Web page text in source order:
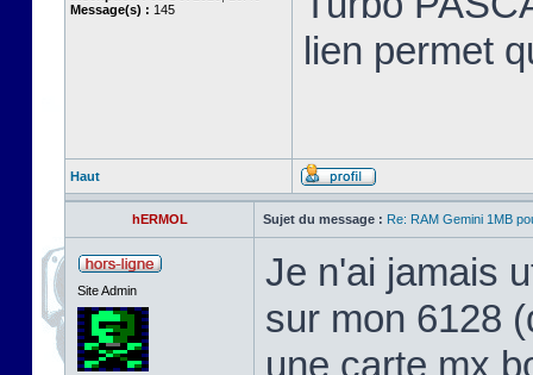
Message(s) : 145
lien permet
Haut
hERMOL Sujet du message : Re: RAM Gemini 1MB
Site Admin
Je n'ai jamais
sur mon 6128
une carte mx